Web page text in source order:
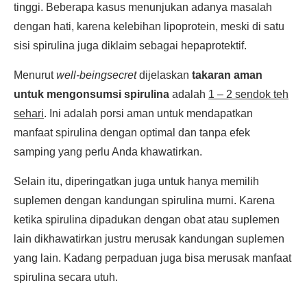
tinggi. Beberapa kasus menunjukan adanya masalah
dengan hati, karena kelebihan lipoprotein, meski di satu
sisi spirulina juga diklaim sebagai hepaprotektif.
Menurutwell-beingsecretdijelaskan takaran aman
untuk mengonsumsi spirulina adalah 1 – 2 sendok teh
sehari. Ini adalah porsi aman untuk mendapatkan
manfaat spirulina dengan optimal dan tanpa efek
samping yang perlu Anda khawatirkan.
Selain itu, diperingatkan juga untuk hanya memilih
suplemen dengan kandungan spirulina murni. Karena
ketika spirulina dipadukan dengan obat atau suplemen
lain dikhawatirkan justru merusak kandungan suplemen
yang lain. Kadang perpaduan juga bisa merusak manfaat
spirulina secara utuh.